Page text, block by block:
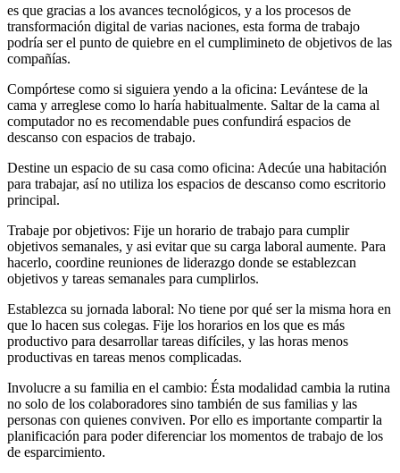
es que gracias a los avances tecnológicos, y a los procesos de
transformación digital de varias naciones, esta forma de trabajo
podría ser el punto de quiebre en el cumplimineto de objetivos de las
compañías.
Compórtese como si siguiera yendo a la oficina: Levántese de la
cama y arreglese como lo haría habitualmente. Saltar de la cama al
computador no es recomendable pues confundirá espacios de
descanso con espacios de trabajo.
Destine un espacio de su casa como oficina: Adecúe una habitación
para trabajar, así no utiliza los espacios de descanso como escritorio
principal.
Trabaje por objetivos: Fije un horario de trabajo para cumplir
objetivos semanales, y asi evitar que su carga laboral aumente. Para
hacerlo, coordine reuniones de liderazgo donde se establezcan
objetivos y tareas semanales para cumplirlos.
Establezca su jornada laboral: No tiene por qué ser la misma hora en
que lo hacen sus colegas. Fije los horarios en los que es más
productivo para desarrollar tareas difíciles, y las horas menos
productivas en tareas menos complicadas.
Involucre a su familia en el cambio: Ésta modalidad cambia la rutina
no solo de los colaboradores sino también de sus familias y las
personas con quienes conviven. Por ello es importante compartir la
planificación para poder diferenciar los momentos de trabajo de los
de esparcimiento.